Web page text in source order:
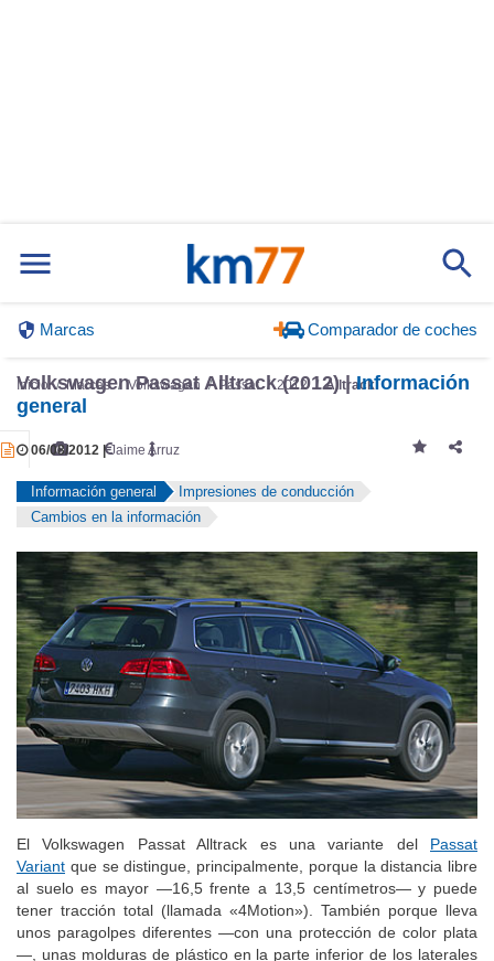
Volkswagen Passat Alltrack (2012) |
general
Información general
Impresiones de conducción
El Volkswagen Passat Alltrack es una variante delPassat
Variantque se distingue, principalmente, porque la distancia libre
al suelo es mayor —16,5 frente a 13,5 centímetros— y puede
tener tracción total (llamada «4Motion»). También porque lleva
unos paragolpes diferentes —con una protección de color plata